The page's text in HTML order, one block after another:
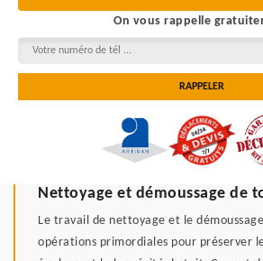
On vous rappelle
Nettoyage et démoussage de
Le travail de nettoyage et le
opérations primordiales pour préserver